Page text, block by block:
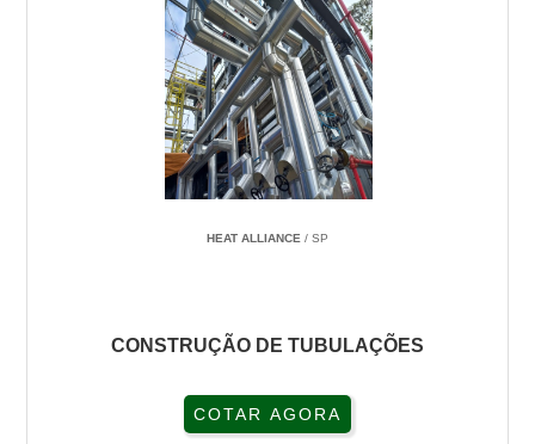
HEAT ALLIANCE / SP
CONSTRUÇÃO DE TUBULAÇÕES
COTAR AGORA